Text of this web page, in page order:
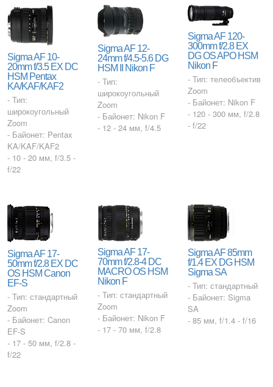
Sigma AF 10-
20mm f/3.5 EX DC
HSM Pentax
KA/KAF/KAF2
- Тип:
широкоугольный
Zoom
- Байонет: Pentax
KA/KAF/KAF2
- 10 - 20 мм, f/3.5 -
f/22
Sigma AF 12-
24mm f/4.5-5.6 DG
HSM II Nikon F
- Тип:
широкоугольный
Zoom
- Байонет: Nikon F
- 12 - 24 мм, f/4.5
Sigma AF 120-
300mm f/2.8 EX
DG OS APO HSM
Nikon F
- Тип: телеобъектив
Zoom
- Байонет: Nikon F
- 120 - 300 мм, f/2.8
- f/22
Sigma AF 17-
50mm f/2.8 EX DC
OS HSM Canon
EF-S
- Тип: стандартный
Zoom
- Байонет: Canon
EF-S
- 17 - 50 мм, f/2.8 -
f/22
Sigma AF 17-
70mm f/2.8-4 DC
MACRO OS HSM
Nikon F
- Тип: стандартный
Zoom
- Байонет: Nikon F
- 17 - 70 мм, f/2.8
Sigma AF 85mm
f/1.4 EX DG HSM
Sigma SA
- Тип: стандартный
- Байонет: Sigma
SA
- 85 мм, f/1.4 - f/16